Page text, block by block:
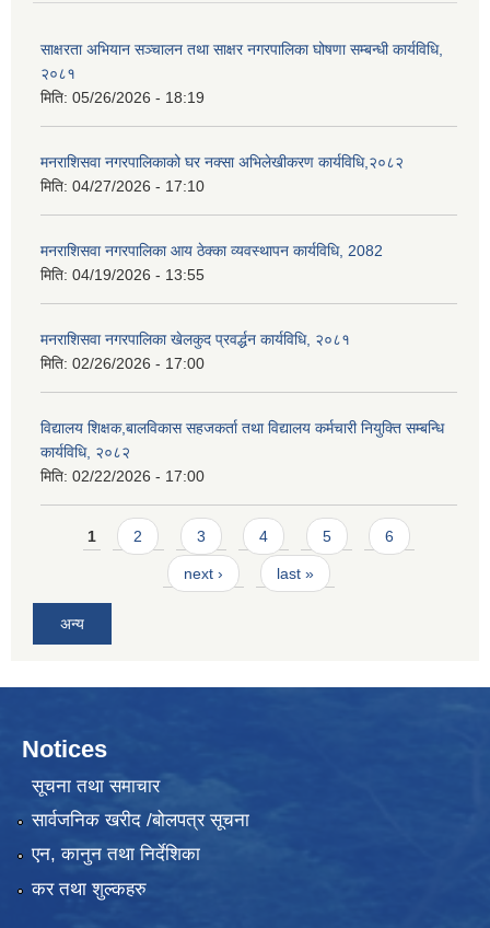
साक्षरता अभियान सञ्चालन तथा साक्षर नगरपालिका घोषणा सम्बन्धी कार्यविधि,
२०८१
मिति: 05/26/2026 - 18:19
मनराशिसवा नगरपालिकाको घर नक्सा अभिलेखीकरण कार्यविधि,२०८२
मिति: 04/27/2026 - 17:10
मनराशिसवा नगरपालिका आय ठेक्का व्यवस्थापन कार्यविधि, 2082
मिति: 04/19/2026 - 13:55
मनराशिसवा नगरपालिका खेलकुद प्रवर्द्धन कार्यविधि, २०८१
मिति: 02/26/2026 - 17:00
विद्यालय शिक्षक,बालविकास सहजकर्ता तथा विद्यालय कर्मचारी नियुक्ति सम्बन्धि
कार्यविधि, २०८२
मिति: 02/22/2026 - 17:00
Pages
1 2 3 4 5 6
next › last »
अन्य
Notices
सूचना तथा समाचार
सार्वजनिक खरीद /बोलपत्र सूचना
एन, कानुन तथा निर्देशिका
कर तथा शुल्कहरु